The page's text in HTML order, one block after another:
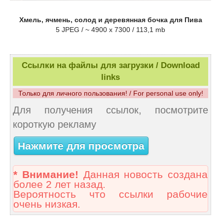
Хмель, ячмень, солод и деревянная бочка для Пива
5 JPEG / ~ 4900 x 7300 / 113,1 mb
Ссылки на файлы для загрузки / Download
links
Только для личного пользования! / For personal use only!
Для получения ссылок, посмотрите
короткую рекламу
Нажмите для просмотра
* Внимание! Данная новость создана
более 2 лет назад.
Вероятность что ссылки рабочие
очень низкая.